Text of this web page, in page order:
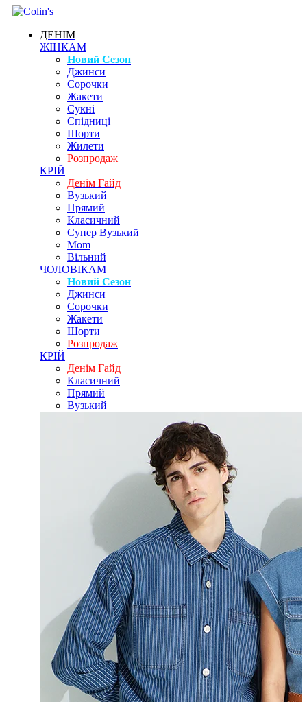
ДЕНІМ
ЖІНКАМ
Новий Сезон
Джинси
Сорочки
Жакети
Сукні
Спідниці
Шорти
Жилети
Розпродаж
КРІЙ
Денім Гайд
Вузький
Прямий
Класичний
Супер Вузький
Mom
Вільний
ЧОЛОВІКАМ
Новий Сезон
Джинси
Сорочки
Жакети
Шорти
Розпродаж
КРІЙ
Денім Гайд
Класичний
Прямий
Вузький